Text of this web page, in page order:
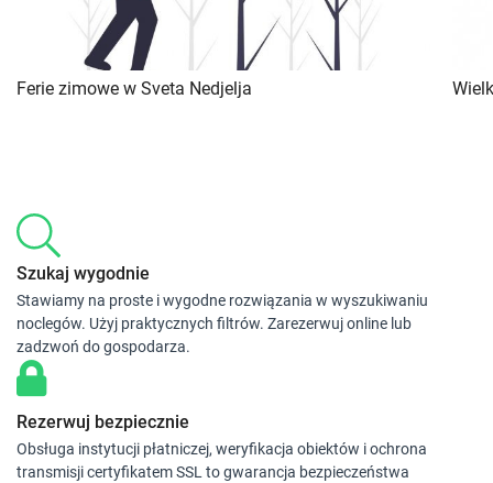
Ferie zimowe w Sveta Nedjelja
Szukaj wygodnie
Stawiamy na proste i wygodne rozwiązania w wyszukiwaniu
noclegów. Użyj praktycznych filtrów. Zarezerwuj online lub
zadzwoń do gospodarza.
Rezerwuj bezpiecznie
Obsługa instytucji płatniczej, weryfikacja obiektów i ochrona
transmisji certyfikatem SSL to gwarancja bezpieczeństwa